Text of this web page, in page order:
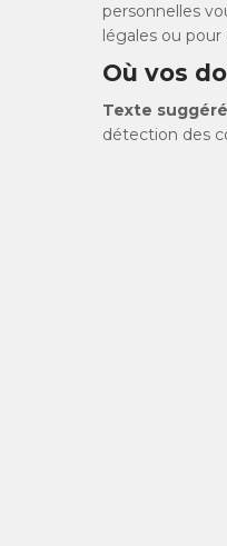
personnelles
légales ou pour
Où vos
Texte
détection des